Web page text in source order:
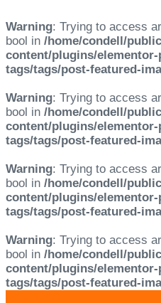
Warning: Trying to access
bool in /home/condell/
content/plugins/
tags/tags/post-featured-
Warning: Trying to access
bool in /home/condell/
content/plugins/
tags/tags/post-featured-
Warning: Trying to access
bool in /home/condell/
content/plugins/
tags/tags/post-featured-
Warning: Trying to access
bool in /home/condell/
content/plugins/
tags/tags/post-featured-